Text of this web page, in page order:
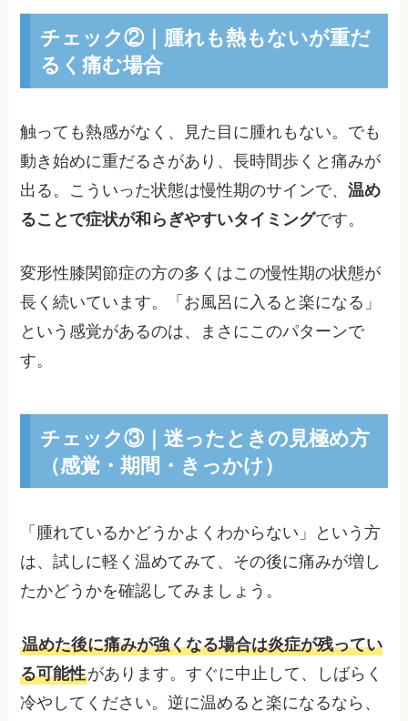
チェック②｜腫れも熱もないが重だ
るく痛む場合
触っても熱感がなく、見た目に腫れもない。でも
動き始めに重だるさがあり、長時間歩くと痛みが
出る。こういった状態は慢性期のサインで、温め
ることで症状が和らぎやすいタイミングです。
変形性膝関節症の方の多くはこの慢性期の状態が
長く続いています。「お風呂に入ると楽になる」
という感覚があるのは、まさにこのパターンで
す。
チェック③｜迷ったときの見極め方
（感覚・期間・きっかけ）
「腫れているかどうかよくわからない」という方
は、試しに軽く温めてみて、その後に痛みが増し
たかどうかを確認してみましょう。
温めた後に痛みが強くなる場合は炎症が残ってい
る可能性があります。すぐに中止して、しばらく
冷やしてください。逆に温めると楽になるなら、